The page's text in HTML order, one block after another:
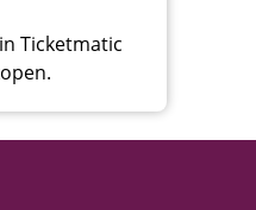
Ticketmatic